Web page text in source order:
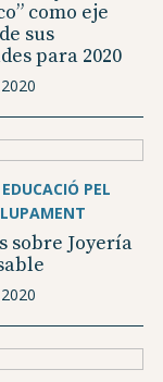
como eje
sus
para 2020
EDUCACIÓ PEL
sobre Joyería